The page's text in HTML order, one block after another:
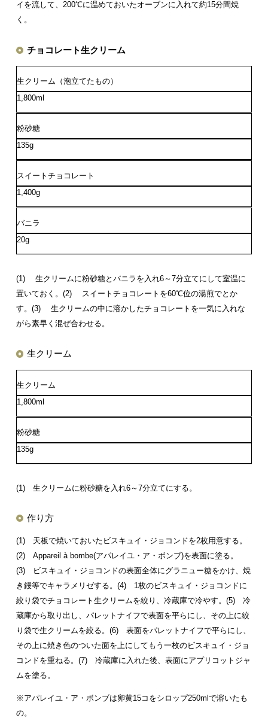
イを流して、200℃に温めておいたオーブンに入れて約15分間焼
く。
チョコレート生クリーム
生クリーム（泡立てたもの）
1,800ml
粉砂糖
135g
スイートチョコレート
1,400g
バニラ
20g
(1) 生クリームに粉砂糖とバニラを入れ6～7分立てにして室温に
置いておく。 (2) スイートチョコレートを60℃位の湯煎でとか
す。 (3) 生クリームの中に溶かしたチョコレートを一気に入れな
がら素早く混ぜ合わせる。
生クリーム
生クリーム
1,800ml
粉砂糖
135g
(1) 生クリームに粉砂糖を入れ6～7分立てにする。
作り方
(1) 天板で焼いておいたビスキュイ・ジョコンドを2枚用意する。
(2) Appareil à bombe(アパレイユ・ア・ボンブ)を表面に塗る。
(3) ビスキュイ・ジョコンドの表面全体にグラニュー糖をかけ、焼
き鏝等でキャラメリゼする。 (4) 1枚のビスキュイ・ジョコンドに
絞り袋でチョコレート生クリームを絞り、冷蔵庫で冷やす。 (5) 冷
蔵庫から取り出し、パレットナイフで表面を平らにし、その上に絞
り袋で生クリームを絞る。 (6) 表面をパレットナイフで平らにし、
その上に焼き色のついた面を上にしてもう一枚のビスキュイ・ジョ
コンドを重ねる。 (7) 冷蔵庫に入れた後、表面にアプリコットジャ
ムを塗る。
※アパレイユ・ア・ボンブは卵黄15コをシロップ250mlで溶いたも
の。